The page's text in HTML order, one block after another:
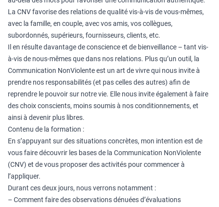
La CNV favorise des relations de qualité vis-à-vis de vous-mêmes,
avec la famille, en couple, avec vos amis, vos collègues,
subordonnés, supérieurs, fournisseurs, clients, etc.
Il en résulte davantage de conscience et de bienveillance – tant vis-
à-vis de nous-mêmes que dans nos relations. Plus qu’un outil, la
Communication NonViolente est un art de vivre qui nous invite à
prendre nos responsabilités (et pas celles des autres) afin de
reprendre le pouvoir sur notre vie. Elle nous invite également à faire
des choix conscients, moins soumis à nos conditionnements, et
ainsi à devenir plus libres.
Contenu de la formation :
En s’appuyant sur des situations concrètes, mon intention est de
vous faire découvrir les bases de la Communication NonViolente
(CNV) et de vous proposer des activités pour commencer à
l’appliquer.
Durant ces deux jours, nous verrons notamment :
– Comment faire des observations dénuées d’évaluations